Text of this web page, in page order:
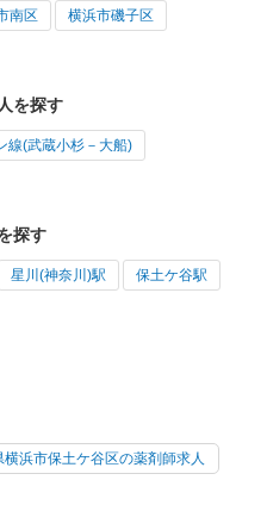
南区 横浜市磯子区
を探す
線(武蔵小杉－大船)
探す
星川(神奈川)駅 保土ケ谷駅
横浜市保土ケ谷区の薬剤師求人